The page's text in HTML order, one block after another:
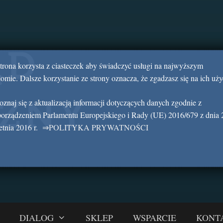
DIALOG SKLEP WSPARCIE
korzysta z ciasteczek aby świadczyć usługi na najwyższym
Dalsze korzystanie ze strony oznacza, że zgadzasz się na ich
się z aktualizacją informacji dotyczących danych zgodnie z
Parlamentu Europejskiego i Rady (UE) 2016/679 z dnia
2016 r. ⇒POLITYKA PRYWATNOŚCI